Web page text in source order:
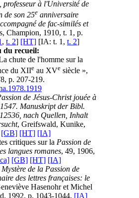
professeur à l'Université de
de son 25e anniversaire
de fac-similés et
Champion, 1910, t. 1, p.
, t. 2] [HT] [IA: t. 1, t. 2]
du recueil:
chute de l'homme sur la
du XIIe au XVe siècle »,
p. 207-219.
de Jésus-Christ jouée à
Manuskript der Bibl.
nach Quellen, Inhalt
, Greifswald, Kunike,
[GB] [HT] [IA]
critiques sur la Passion de
langues romanes, 49, 1906,
[GB] [HT] [IA]
Mystère de la Passion de
des lettres françaises: le
Hasenohr et Michel
1992, p. 1043-1044. [IA]